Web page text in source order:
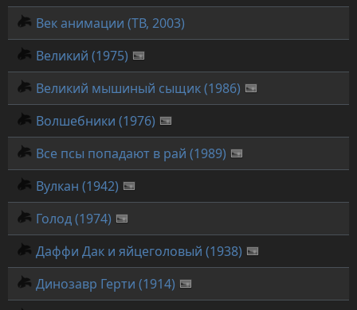
Век анимации (ТВ, 2003)
Великий (1975)
Великий мышиный сыщик (1986)
Волшебники (1976)
Все псы попадают в рай (1989)
Вулкан (1942)
Голод (1974)
Даффи Дак и яйцеголовый (1938)
Динозавр Герти (1914)